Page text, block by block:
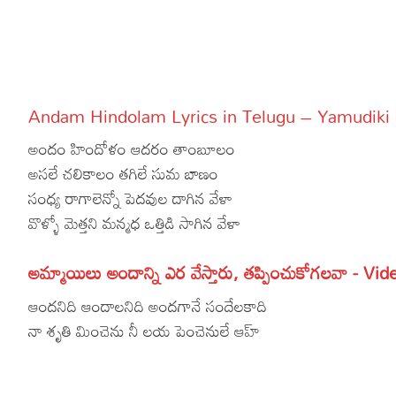
Poetry
Articles
Andam Hindolam Lyrics in Telugu –
అందం హిందోళం ఆదరం తాంబూలం
అసలే చలికాలం తగిలే సుమ బాణం
సంధ్య రాగాలెన్నో పెదవుల దాగిన వేళా
వొళ్ళో మెత్తని మన్మధ ఒత్తిడి సాగిన వేళా
అమ్మాయిలు అందాన్ని ఎర వేస్తారు, తప్పించుకోగలవా -
ఆందనిది ఆందాలనిది అందగానే సందేలకాది
నా శృతి మించెను నీ లయ పెంచెనులే ఆహ్